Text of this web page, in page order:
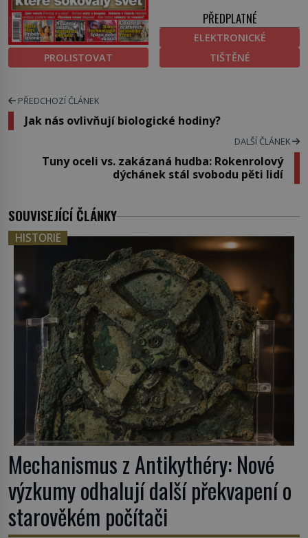
PROLISTOVAT
PŘEDPLATNÉ
ELEKTRONICKÉ
TIŠTĚNÉ
PŘEDCHOZÍ ČLÁNEK
Jak nás ovlivňují biologické hodiny?
DALŠÍ ČLÁNEK
Tuny oceli vs. zakázaná hudba: Rokenrolový
dýchánek stál svobodu pěti lidí
SOUVISEJÍCÍ ČLÁNKY
HISTORIE
Mechanismus z Antikythéry: Nové
výzkumy odhalují další překvapení o
starověkém počítači